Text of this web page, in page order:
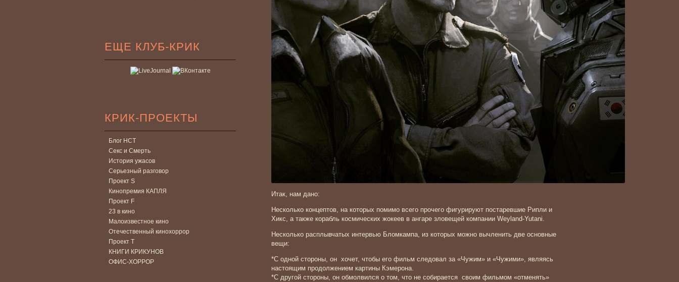
ЕЩЕ КЛУБ-КРИК
КРИК-ПРОЕКТЫ
Блог НСТ
Секс и Смерть
История ужасов
Серьезный разговор
Проект S
Кинопремия КАПЛЯ
Проект F
23 в кино
Малоизвестное кино
Отечественный кинохоррор
Проект Т
КНИГИ КРИКУНОВ
ОФИС-ХОРРОР
Итак, нам дано:
Несколько концептов, на которых помимо всего прочего фигурируют постаревшие Рипли и
Хикс, а также корабль космических жокеев в ангаре зловещей компании Weyland-Yutani.
Несколько расплывчатых интервью Бломкампа, из которых можно вычленить две основные
вещи:
*С одной стороны, он хочет, чтобы его фильм следовал за «Чужим» и «Чужими», являясь
настоящим продолжением картины Кэмерона.
*С другой стороны, он обмолвился о том, что не собирается своим фильмом «отменять»